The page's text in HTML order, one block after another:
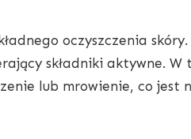
oczyszczenia
składniki aktywne. W
lub mrowienie, co jest